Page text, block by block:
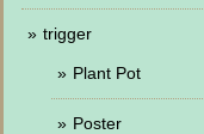
trigger
Plant Pot
Poster